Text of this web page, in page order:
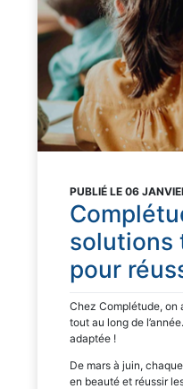
PUBLIÉ LE 06
solutions
pour
Chez Complétude,
tout au long de
adaptée !
De mars à juin,
en beauté et réussir